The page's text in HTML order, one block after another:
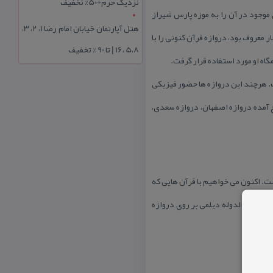
در آن را به موزه پارس شیراز
معروف بود، دروازه قرآن كنونی را با
او مورد استفاده قرار گرفت.
هرچند این دروازه ها حضور فیزیكی
دروازه اصفهان، دروازه سعدی،
اكنون می خواهیم با قرآن هایی كه
عضدالدوله دیلمی بر روی دروازه
هتل آپارتمان خیابان امام رضا 1، 2، 3،
5،8 ،16 | تا 90 % تخفیف